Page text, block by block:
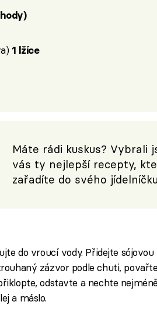
1 lžíce
Máte rádi kuskus? Vybrali
vás ty nejlepší recepty,
zařadíte do svého jídelníčku
do vroucí vody. Přidejte sójovou
zázvor podle chuti,
odstavte a nechte
a máslo.